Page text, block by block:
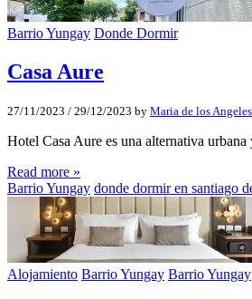
Barrio Yungay Donde Dormir
Casa Aure
27/11/2023 / 29/12/2023 by Maria de los
Hotel Casa Aure es una alternativa
Read more »
Barrio Yungay donde dormir en santiago
Alojamiento Barrio Yungay Barrio Yungay